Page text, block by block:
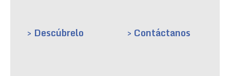
> Descúbrelo > Contáctanos